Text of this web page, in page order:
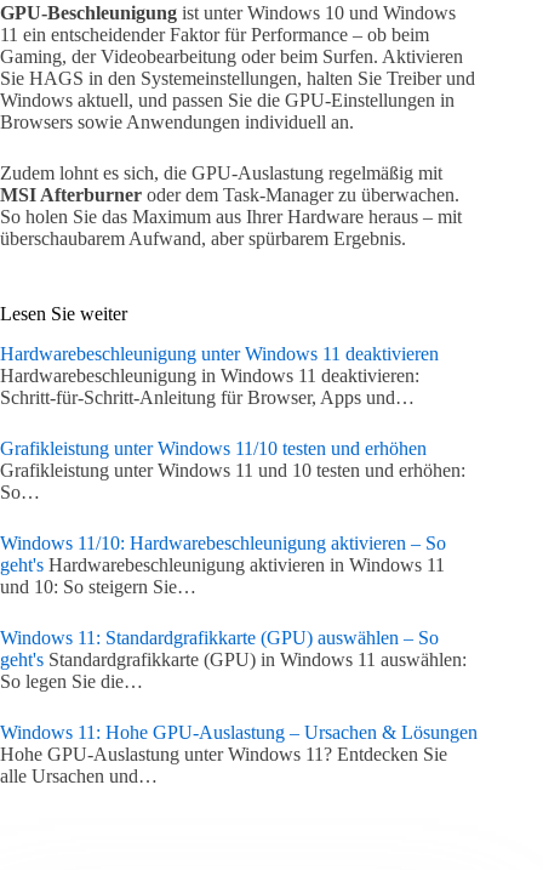
GPU-Beschleunigung ist unter Windows 10 und Windows
11 ein entscheidender Faktor für Performance – ob beim
Gaming, der Videobearbeitung oder beim Surfen. Aktivieren
Sie HAGS in den Systemeinstellungen, halten Sie Treiber und
Windows aktuell, und passen Sie die GPU-Einstellungen in
Browsers sowie Anwendungen individuell an.
Zudem lohnt es sich, die GPU-Auslastung regelmäßig mit
MSI Afterburner oder dem Task-Manager zu überwachen.
So holen Sie das Maximum aus Ihrer Hardware heraus – mit
überschaubarem Aufwand, aber spürbarem Ergebnis.
Lesen Sie weiter
Hardwarebeschleunigung unter Windows 11 deaktivieren
Hardwarebeschleunigung in Windows 11 deaktivieren:
Schritt-für-Schritt-Anleitung für Browser, Apps und…
Grafikleistung unter Windows 11/10 testen und erhöhen
Grafikleistung unter Windows 11 und 10 testen und erhöhen:
So…
Windows 11/10: Hardwarebeschleunigung aktivieren – So
geht's Hardwarebeschleunigung aktivieren in Windows 11
und 10: So steigern Sie…
Windows 11: Standardgrafikkarte (GPU) auswählen – So
geht's Standardgrafikkarte (GPU) in Windows 11 auswählen:
So legen Sie die…
Windows 11: Hohe GPU-Auslastung – Ursachen & Lösungen
Hohe GPU-Auslastung unter Windows 11? Entdecken Sie
alle Ursachen und…